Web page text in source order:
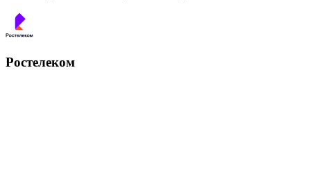
Ростелеком